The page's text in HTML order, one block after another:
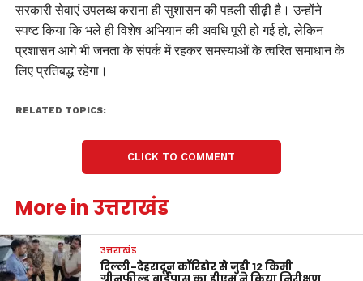
सरकारी सेवाएं उपलब्ध कराना ही सुशासन की पहली सीढ़ी है। उन्होंने
स्पष्ट किया कि भले ही विशेष अभियान की अवधि पूरी हो गई हो, लेकिन
प्रशासन आगे भी जनता के संपर्क में रहकर समस्याओं के त्वरित समाधान के
लिए प्रतिबद्ध रहेगा।
RELATED TOPICS:
CLICK TO COMMENT
More in उत्तराखंड
उत्तराखंड
दिल्ली-देहरादून कॉरिडोर से जुड़ी 12 किमी